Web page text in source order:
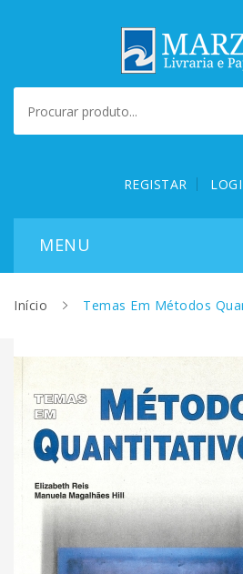
REGISTAR
Início Temas Em Métodos